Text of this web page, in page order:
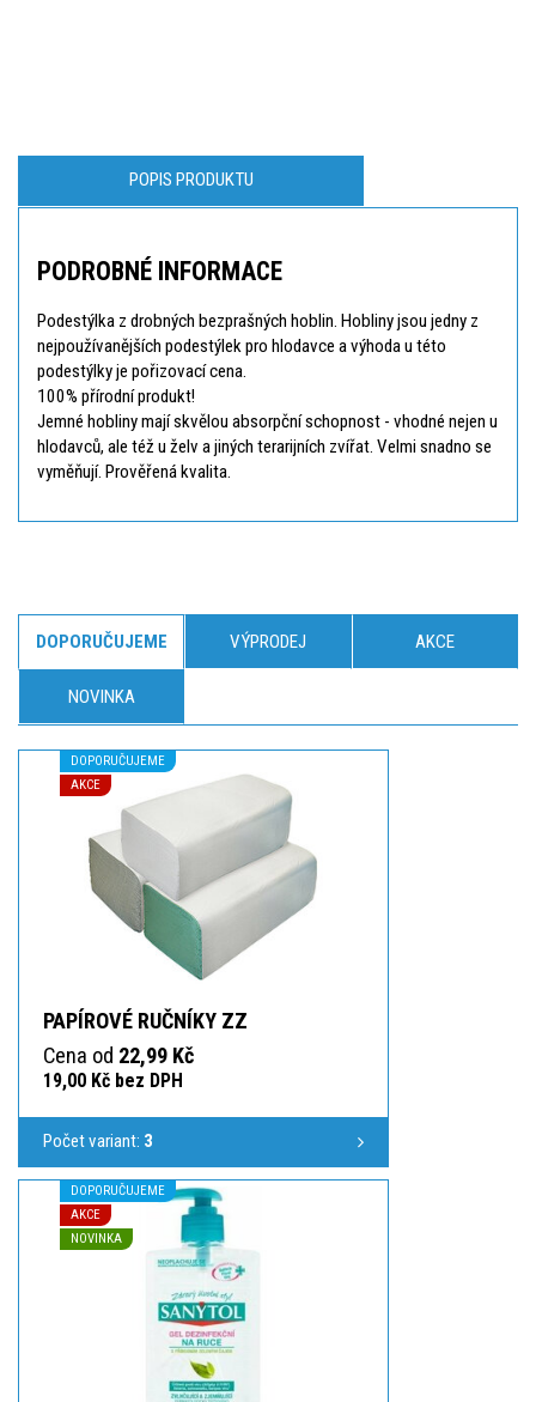
POPIS PRODUKTU
PODROBNÉ INFORMACE
Podestýlka z drobných bezprašných hoblin. Hobliny jsou jedny z
nejpoužívanějších podestýlek pro hlodavce a výhoda u této
podestýlky je pořizovací cena.
100% přírodní produkt!
Jemné hobliny mají skvělou absorpční schopnost - vhodné nejen u
hlodavců, ale též u želv a jiných terarijních zvířat. Velmi snadno se
vyměňují. Prověřená kvalita.
DOPORUČUJEME VÝPRODEJ AKCE
NOVINKA
DOPORUČUJEME
AKCE
PAPÍROVÉ RUČNÍKY ZZ
Cena od 22,99 Kč
19,00 Kč bez DPH
Počet variant: 3
DOPORUČUJEME
AKCE
NOVINKA